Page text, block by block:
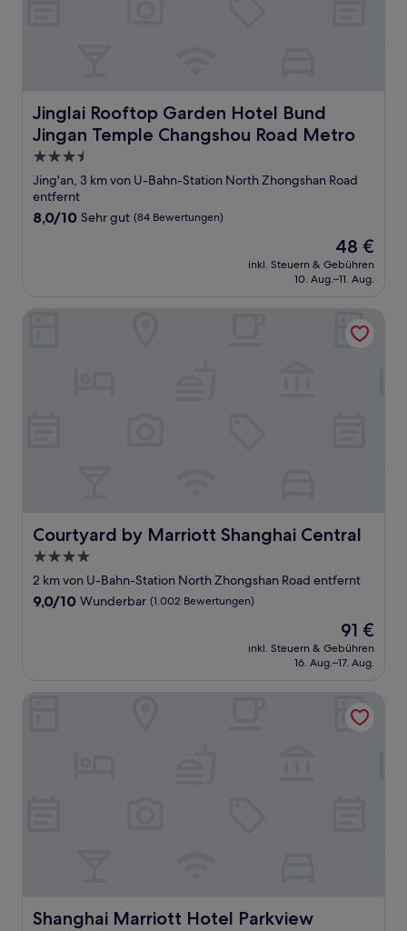
Jinglai Rooftop Garden Hotel Bund
Jingan Temple Changshou Road Metro
Jinglai Rooftop Garden Hotel Bund Jingan Temple
3.5-
Sterne-
Unterkunft
Jing'an, 3 km von U-Bahn-Station North Zhongshan Road
entfernt
8.0
Bewertungen)
8,0/10 Sehr gut (84 Bewertungen)
Der
Preis
beträgt
48 €
inkl. Steuern & Gebühren
10. Aug.–11. Aug.
Courtyard by Marriott Shanghai Central
Courtyard by Marriott Shanghai Central
4.0-
Sterne-
Unterkunft
2 km von U-Bahn-Station North Zhongshan Road entfernt
9.0
9,0/10 Wunderbar (1.002 Bewertungen)
Der
Preis
beträgt
91 €
inkl. Steuern & Gebühren
16. Aug.–17. Aug.
Shanghai Marriott Hotel Parkview
Shanghai Marriott Hotel Parkview